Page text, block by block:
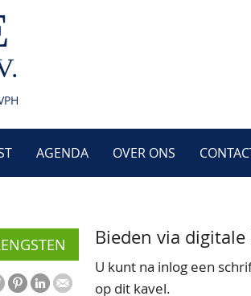
AGENDA OVER ONS
Bieden via
U kunt na inlog een
op dit kavel.